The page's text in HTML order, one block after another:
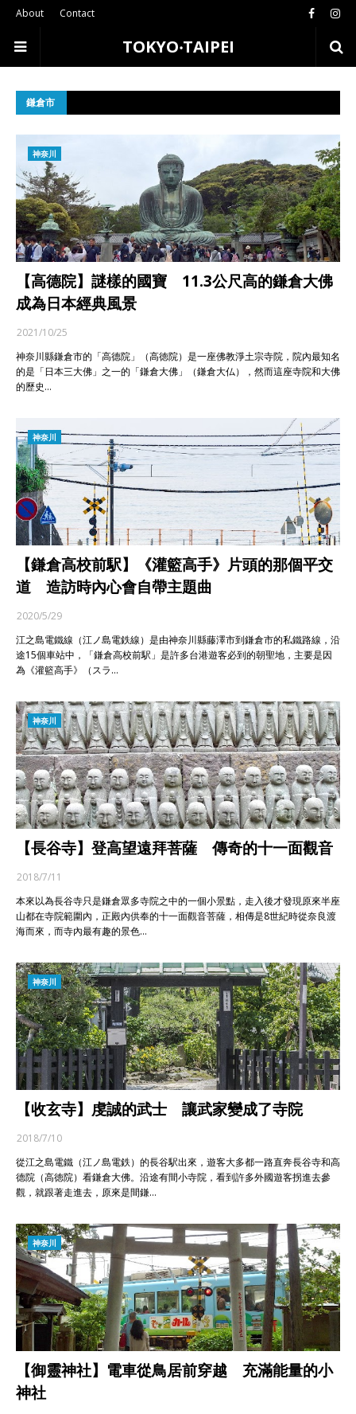
About Contact
TOKYO‧TAIPEI
鎌倉市
神奈川
【高德院】謎樣的國寶 11.3公尺高的鎌倉大佛
成為日本經典風景
2021/10/25
神奈川縣鎌倉市的「高德院」（高徳院）是一座佛教淨土宗寺院，院內最知名
的是「日本三大佛」之一的「鎌倉大佛」（鎌倉大仏），然而這座寺院和大佛
的歷史…
神奈川
【鎌倉高校前駅】《灌籃高手》片頭的那個平交
道 造訪時內心會自帶主題曲
2020/5/29
江之島電鐵線（江ノ島電鉄線）是由神奈川縣藤澤市到鎌倉市的私鐵路線，沿
途15個車站中，「鎌倉高校前駅」是許多台港遊客必到的朝聖地，主要是因
為《灌籃高手》（スラ…
神奈川
【長谷寺】登高望遠拜菩薩 傳奇的十一面觀音
2018/7/11
本來以為長谷寺只是鎌倉眾多寺院之中的一個小景點，走入後才發現原來半座
山都在寺院範圍內，正殿內供奉的十一面觀音菩薩，相傳是8世紀時從奈良渡
海而來，而寺內最有趣的景色…
神奈川
【收玄寺】虔誠的武士 讓武家變成了寺院
2018/7/10
從江之島電鐵（江ノ島電鉄）的長谷駅出來，遊客大多都一路直奔長谷寺和高
德院（高徳院）看鎌倉大佛。沿途有間小寺院，看到許多外國遊客拐進去參
觀，就跟著走進去，原來是間鎌…
神奈川
【御靈神社】電車從鳥居前穿越 充滿能量的小
神社